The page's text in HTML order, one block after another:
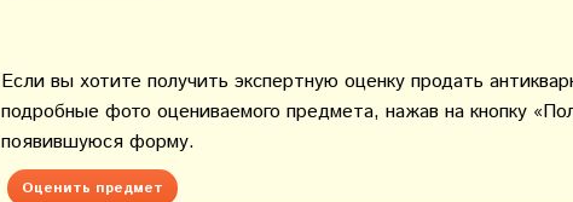
Если вы хотите получить экспертную оценку продать
подробные фото оцениваемого предмета, нажав на кнопку
появившуюся форму.
Оценить предмет